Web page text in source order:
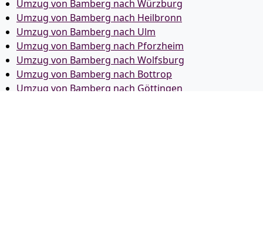
Umzug von Bamberg nach Würzburg
Umzug von Bamberg nach Heilbronn
Umzug von Bamberg nach Ulm
Umzug von Bamberg nach Pforzheim
Umzug von Bamberg nach Wolfsburg
Umzug von Bamberg nach Bottrop
Umzug von Bamberg nach Göttingen